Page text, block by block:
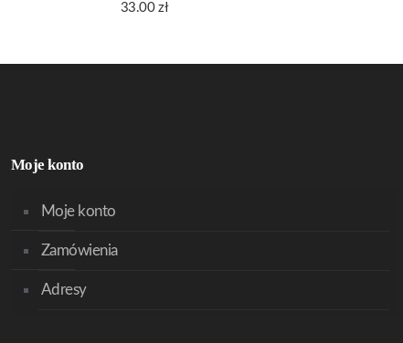
33.00zł
Moje konto
Moje konto
Zamówienia
Adresy